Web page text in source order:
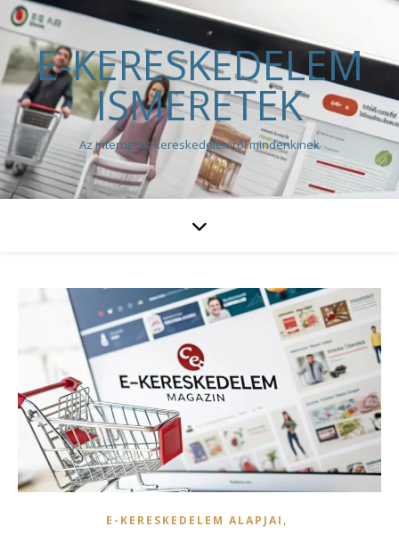
E-KERESKEDELEM
ISMERETEK
Az internetes kereskedelemről mindenkinek
E-KERESKEDELEM ALAPJAI ,